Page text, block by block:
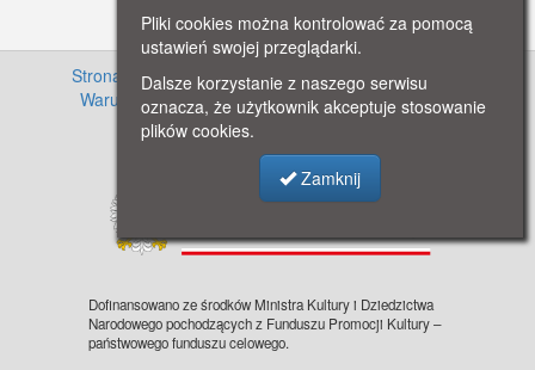
Strona główna · Informacje o projekcie · Cennik
Warunki używania zasobów
· Kontakt ·
Regulamin
serwisu
· Polityka prywatności
Dofinansowano ze środków Ministra Kultury i Dziedzictwa
Narodowego pochodzących z Funduszu Promocji Kultury –
państwowego funduszu celowego.
Pliki cookies można kontrolować za pomocą
ustawień swojej przeglądarki.
Dalsze korzystanie z naszego serwisu
oznacza, że użytkownik akceptuje stosowanie
plików cookies.
Zamknij